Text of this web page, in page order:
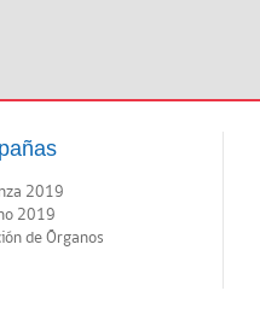
2019
2019
de Órganos